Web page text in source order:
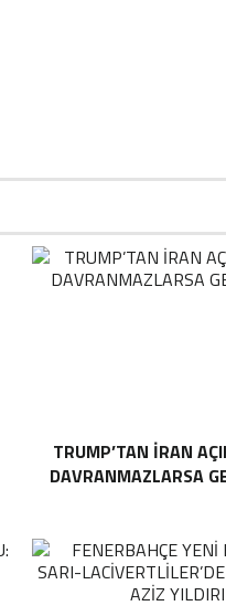
TRUMP’TAN İRAN
DAVRANMAZLARSA